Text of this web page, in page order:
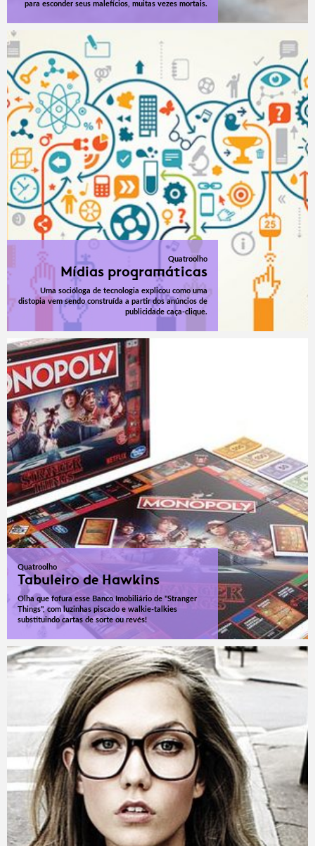
para esconder seus malefícios, muitas vezes mortais.
Quatroolho
Mídias programáticas
Uma socióloga de tecnologia explicou como uma
distopia vem sendo construída a partir dos anúncios de
publicidade caça-clique.
Quatroolho
Tabuleiro de Hawkins
Olha que fofura esse Banco Imobiliário de "Stranger
Things", com luzinhas piscado e walkie-talkies
substituindo cartas de sorte ou revés!